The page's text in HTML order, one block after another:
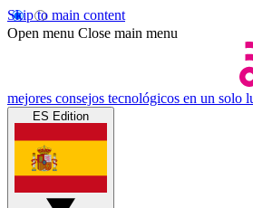
Skip to main content
Open menu Close main menu
mejores consejos tecnológicos en un solo
ES Edition